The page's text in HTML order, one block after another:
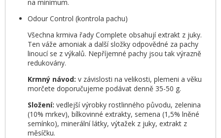
na minimum.
Odour Control (kontrola pachu)
Všechna krmiva řady Complete obsahují extrakt z juky.
Ten váže amoniak a další složky odpovědné za pachy
linoucí se z výkalů. Nepříjemné pachy jsou tak výrazně
redukovány.
Krmný návod: v závislosti na velikosti, plemeni a věku
morčete doporučujeme podávat denně 35-50 g.
Složení: vedlejší výrobky rostlinného původu, zelenina
(10% mrkev), bílkovinné extrakty, semena (1,5% lněné
semínko), minerální látky, výtažek z juky, extrakt z
měsíčku.